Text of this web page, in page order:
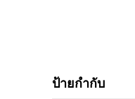
ป้ายกำกับ